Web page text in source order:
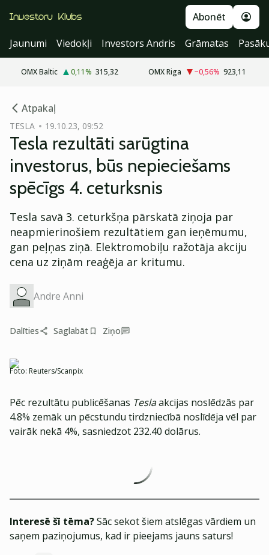
Abonēt
Jaunumi
Viedokļi Investors Andris Grāmatas
OMX Baltic 0,11% 315,32 OMX Riga −0,56% 923,11
Atpakaļ
TESLA 19.10.23, 09:52
Tesla rezultāti sarūgtina
investorus, būs nepieciešams
spēcīgs 4. ceturksnis
Tesla savā 3. ceturkšņa pārskatā ziņoja par
neapmierinošiem rezultātiem gan ieņēmumu,
gan peļņas ziņā. Elektromobiļu ražotāja akciju
cena uz ziņām reaģēja ar kritumu.
Andre Anni
Dalīties Saglabāt Ziņo
Foto: Reuters/Scanpix
Pēc rezultātu publicēšanas Teslaakcijas noslēdzās par
4.8% zemāk un pēcstundu tirdzniecībā noslīdēja vēl par
vairāk nekā 4%, sasniedzot 232.40 dolārus.
Interesē šī tēma?Sāc sekot šiem atslēgas vārdiem un
saņem paziņojumus, kad ir pieejams jauns saturs!